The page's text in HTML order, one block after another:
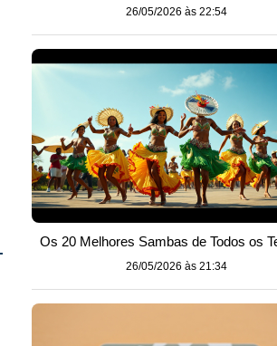
26/05/2026 às 22:54
Os 20 Melhores Sambas de Todos os
26/05/2026 às 21:34